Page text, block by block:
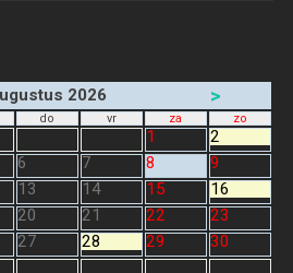
2026 >
do vr za zo
1
2
6 7 8
9
13 14 15
16
20 21 22
23
27 28 29
30